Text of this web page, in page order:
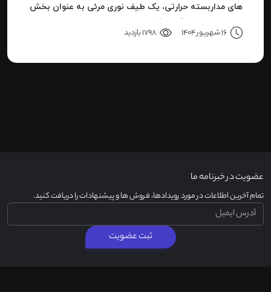
های مداربسته حرارتی، یک طیف نوری مرئی به عنوان بخش
سری دوربین هاست.
16 شهریور 1404 1798 بازدید
عضویت در خبرنامه ما
تمام آخرین اطلاعات در مورد رویدادها، فروش ها و پیشنهادات را دریافت کنید.
ثبت عضویت